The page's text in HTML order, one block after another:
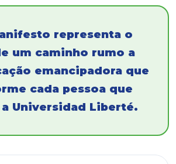
representa o
um caminho rumo a
emancipadora que
cada pessoa que
Universidad Liberté.